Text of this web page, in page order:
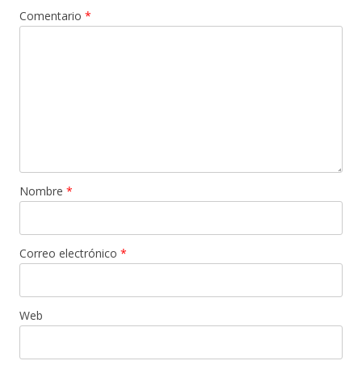
Comentario *
Nombre *
Correo electrónico *
Web